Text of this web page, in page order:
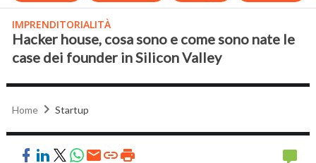
IMPRENDITORIALITÀ
Hacker house, cosa sono e come sono nate le
case dei founder in Silicon Valley
Home Startup